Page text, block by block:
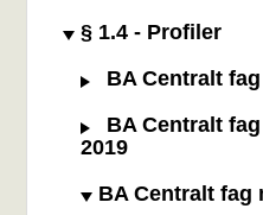
§ 1.4 - Profiler
BA Centralt
BA Centralt
2019
BA Centralt fag